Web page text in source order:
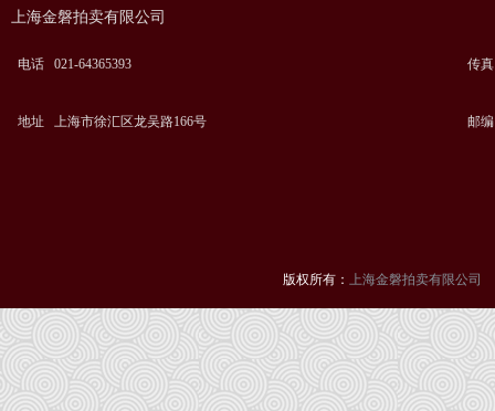
上海金磐拍卖有限公司
电话 021-64365393
地址 上海市徐汇区龙吴路166号
传
邮
版权所有： 上海金磐拍卖有限公司